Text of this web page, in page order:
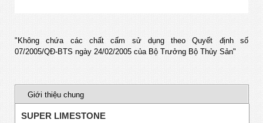
"Không chứa các chất cấm sử dụng theo Quyết định số
07/2005/QĐ-BTS ngày 24/02/2005 của Bộ Trưởng Bộ Thủy Sản"
Giới thiệu chung
SUPER LIMESTONE